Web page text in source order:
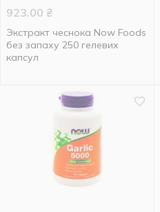
923.00 ₴
Экстракт чеснока Now Foods
без запаху 250 гелевих
капсул